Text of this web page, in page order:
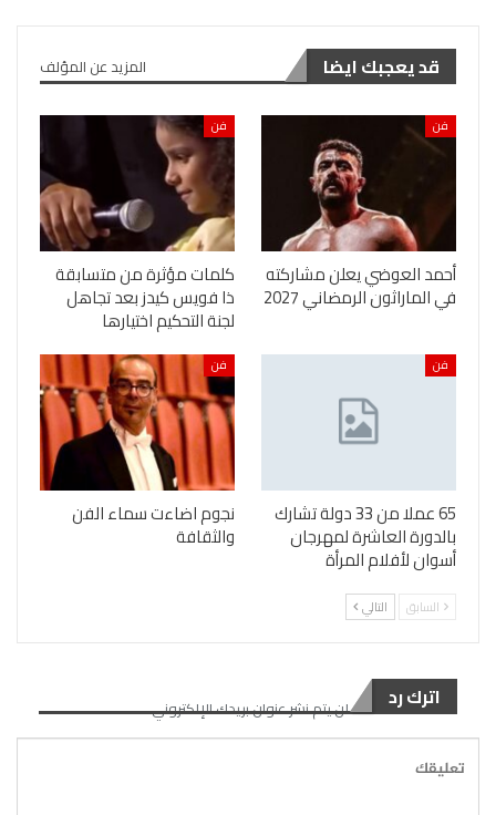
قد يعجبك ايضا المزيد عن المؤلف
فن
أحمد العوضي يعلن مشاركته
في الماراثون الرمضاني 2027
فن
كلمات مؤثرة من متسابقة
ذا فويس كيدز بعد تجاهل
لجنة التحكيم اختيارها
فن
65 عملا من 33 دولة تشارك
بالدورة العاشرة لمهرجان
أسوان لأفلام المرأة
فن
نجوم اضاءت سماء الفن
والثقافة
السابق التالي
اترك رد لن يتم نشر عنوان بريدك الإلكتروني.